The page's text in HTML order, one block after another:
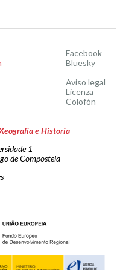
Facebook
Bluesky
Aviso legal
Licenza
Colofón
e Historia
1
de Compostela